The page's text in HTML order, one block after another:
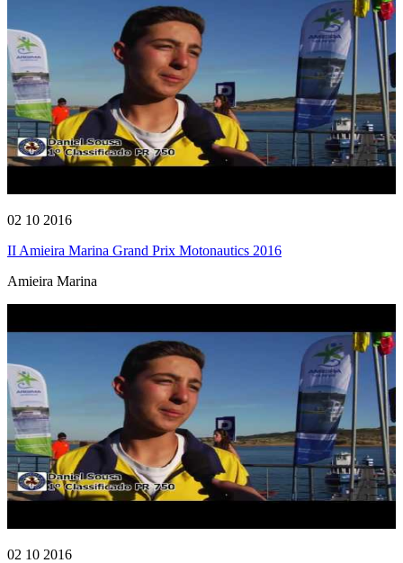
02 10 2016
II Amieira Marina Grand Prix Motonautics 2016
Amieira Marina
02 10 2016